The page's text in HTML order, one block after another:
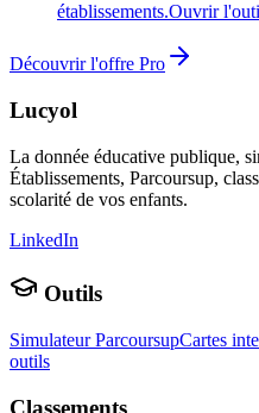
établissements.Ouvrir
Découvrir l'offre Pro
Lucyol
La donnée éducative publique,
Établissements, Parcoursup,
scolarité de vos enfants.
LinkedIn
Outils
Simulateur ParcoursupCartes
outils
Classements